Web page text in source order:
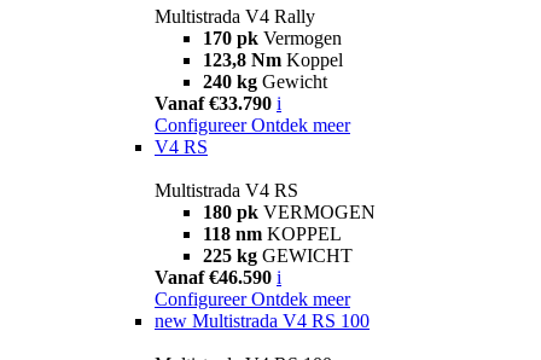
Multistrada V4 Rally
170 pk Vermogen
123,8 Nm Koppel
240 kg Gewicht
Vanaf €33.790 i
Configureer Ontdek meer
V4 RS
Multistrada V4 RS
180 pk VERMOGEN
118 nm KOPPEL
225 kg GEWICHT
Vanaf €46.590 i
Configureer Ontdek meer
new Multistrada V4 RS 100